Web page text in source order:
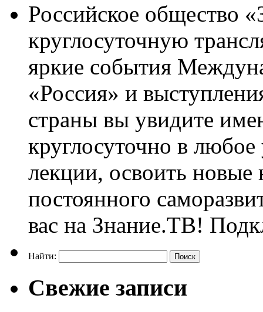
Российское общество
круглосуточную
яркие события
«Россия» и
страны вы увидите
круглосуточно в
лекции, освоить
постоянного
вас на Знание.ТВ!
Найти:
Свежие записи